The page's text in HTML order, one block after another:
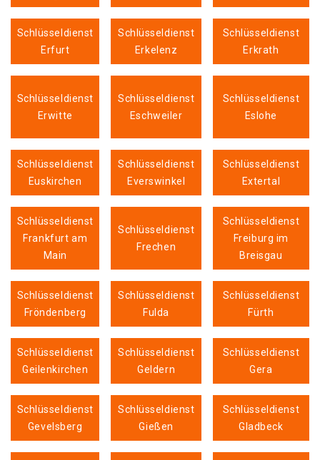
Schlüsseldienst
Erfurt
Schlüsseldienst
Erkelenz
Schlüsseldienst
Erkrath
Schlüsseldienst
Erwitte
Schlüsseldienst
Eschweiler
Schlüsseldienst
Eslohe
Schlüsseldienst
Euskirchen
Schlüsseldienst
Everswinkel
Schlüsseldienst
Extertal
Schlüsseldienst
Frankfurt am
Main
Schlüsseldienst
Frechen
Schlüsseldienst
Freiburg im
Breisgau
Schlüsseldienst
Fröndenberg
Schlüsseldienst
Fulda
Schlüsseldienst
Fürth
Schlüsseldienst
Geilenkirchen
Schlüsseldienst
Geldern
Schlüsseldienst
Gera
Schlüsseldienst
Gevelsberg
Schlüsseldienst
Gießen
Schlüsseldienst
Gladbeck